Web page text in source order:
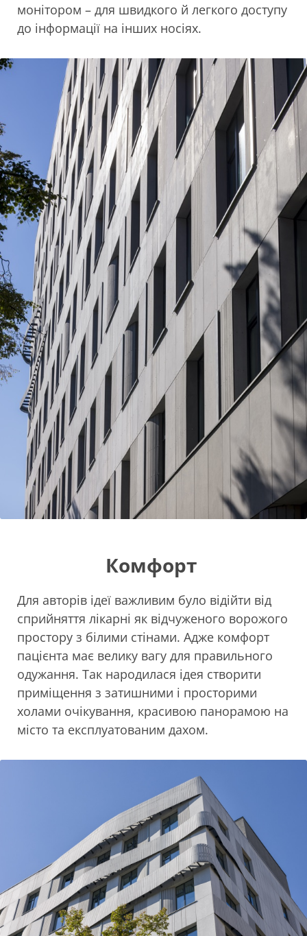
монітором – для швидкого й легкого доступу
до інформації на інших носіях.
Комфорт
Для авторів ідеї важливим було відійти від
сприйняття лікарні як відчуженого ворожого
простору з білими стінами. Адже комфорт
пацієнта має велику вагу для правильного
одужання. Так народилася ідея створити
приміщення з затишними і просторими
холами очікування, красивою панорамою на
місто та експлуатованим дахом.